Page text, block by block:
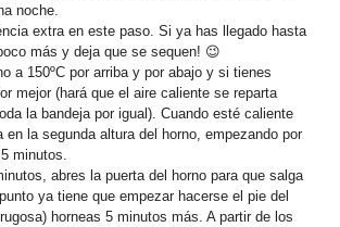
noche.
extra en este paso. Si ya has llegado hasta
más y deja que se sequen! 😉
a 150ºC por arriba y por abajo y si tienes
mejor (hará que el aire caliente se reparta
la bandeja por igual). Cuando esté caliente
en la segunda altura del horno, empezando por
minutos.
abres la puerta del horno para que salga
ya tiene que empezar hacerse el pie del
horneas 5 minutos más. A partir de los